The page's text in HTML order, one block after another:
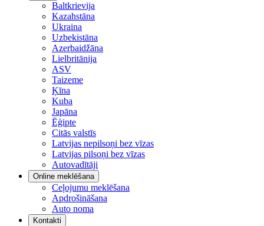
Baltkrievija
Kazahstāna
Ukraina
Uzbekistāna
Azerbaidžāna
Lielbritānija
ASV
Taizeme
Ķīna
Kuba
Japāna
Ēģipte
Citās valstīs
Latvijas nepilsoņi bez vīzas
Latvijas pilsoņi bez vīzas
Autovadītāji
Online meklēšana
Ceļojumu meklēšana
Apdrošināšana
Auto noma
Kontakti